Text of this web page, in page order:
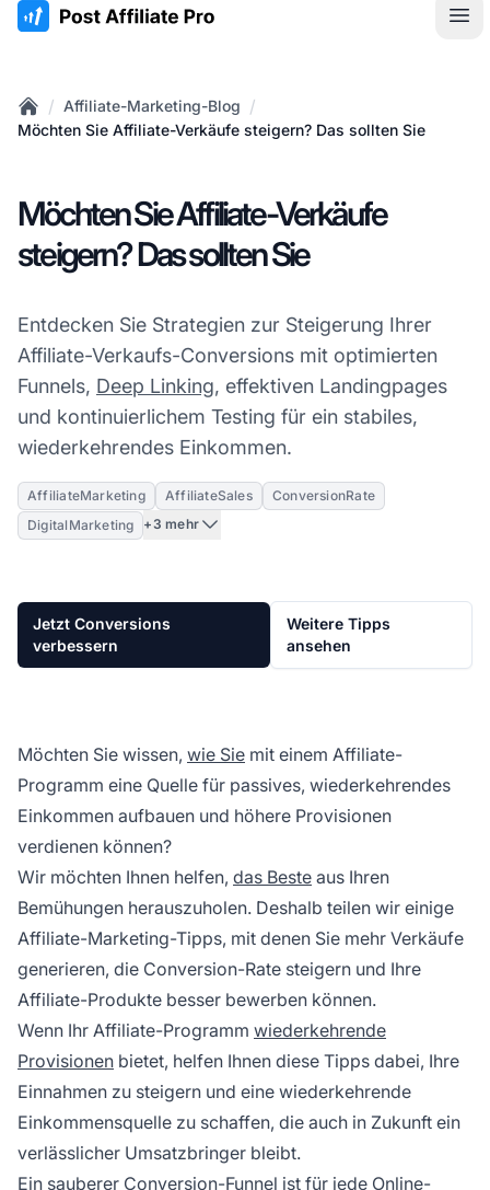
:site.title
Home
/ Affiliate-Marketing-Blog /
Möchten Sie Affiliate-Verkäufe steigern? Das sollten Sie
Möchten Sie Affiliate-Verkäufe
steigern? Das sollten Sie
Entdecken Sie Strategien zur Steigerung Ihrer
Affiliate-Verkaufs-Conversions mit optimierten
Funnels, Deep Linking, effektiven Landingpages
und kontinuierlichem Testing für ein stabiles,
wiederkehrendes Einkommen.
AffiliateMarketing AffiliateSales
ConversionRate
DigitalMarketing
+3 mehr
Jetzt Conversions
verbessern
Weitere Tipps
ansehen
Möchten Sie wissen, wie Sie mit einem Affiliate-
Programm eine Quelle für passives, wiederkehrendes
Einkommen aufbauen und höhere Provisionen
verdienen können?
Wir möchten Ihnen helfen, das Beste aus Ihren
Bemühungen herauszuholen. Deshalb teilen wir einige
Affiliate-Marketing-Tipps, mit denen Sie mehr Verkäufe
generieren, die Conversion-Rate steigern und Ihre
Affiliate-Produkte besser bewerben können.
Wenn Ihr Affiliate-Programm wiederkehrende
Provisionen bietet, helfen Ihnen diese Tipps dabei, Ihre
Einnahmen zu steigern und eine wiederkehrende
Einkommensquelle zu schaffen, die auch in Zukunft ein
verlässlicher Umsatzbringer bleibt.
Ein sauberer Conversion-Funnel ist für jede Online-